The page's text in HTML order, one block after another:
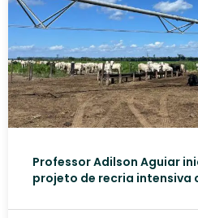
Professor Adilson Aguiar
projeto de recria intensiva